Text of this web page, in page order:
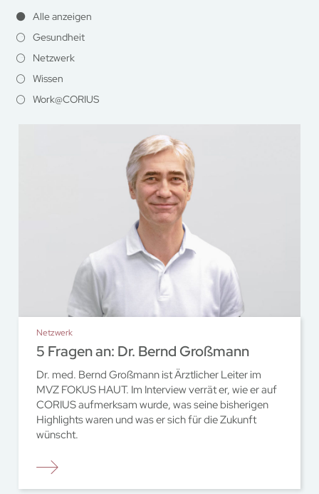
Alle anzeigen
Gesundheit
Netzwerk
Wissen
Work@CORIUS
Netzwerk
5 Fragen an: Dr. Bernd Großmann
Dr. med. Bernd Großmann ist Ärztlicher Leiter im
MVZ FOKUS HAUT. Im Interview verrät er, wie er auf
CORIUS aufmerksam wurde, was seine bisherigen
Highlights waren und was er sich für die Zukunft
wünscht.